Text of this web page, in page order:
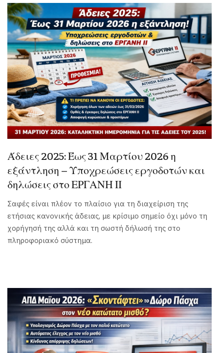
Άδειες 2025: Έως 31 Μαρτίου 2026 η
εξάντληση – Υποχρεώσεις εργοδοτών και
δηλώσεις στο ΕΡΓΑΝΗ ΙΙ
Σαφές είναι πλέον το πλαίσιο για τη διαχείριση της
ετήσιας κανονικής άδειας, με κρίσιμο σημείο όχι μόνο τη
χορήγησή της αλλά και τη σωστή δήλωσή της στο
πληροφοριακό σύστημα.